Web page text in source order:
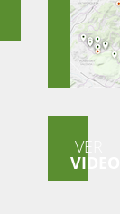
VER
VIDEOS